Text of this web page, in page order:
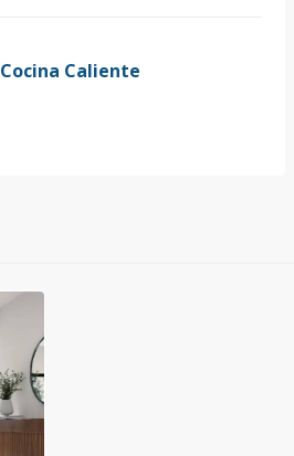
Cocina Caliente